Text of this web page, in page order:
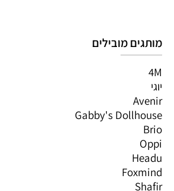
מותגים מובילים
4M
יוגי
Avenir
Gabby's Dollhouse
Brio
Oppi
Headu
Foxmind
Shafir